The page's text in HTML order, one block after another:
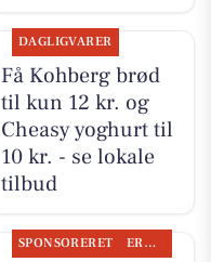
DAGLIGVARER
Få Kohberg brød
til kun 12 kr. og
Cheasy yoghurt til
10 kr. - se lokale
tilbud
SPONSORERET ERHVERV